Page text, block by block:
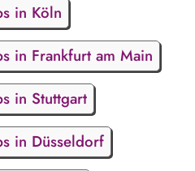
in Köln
in Frankfurt am Main
in Stuttgart
in Düsseldorf